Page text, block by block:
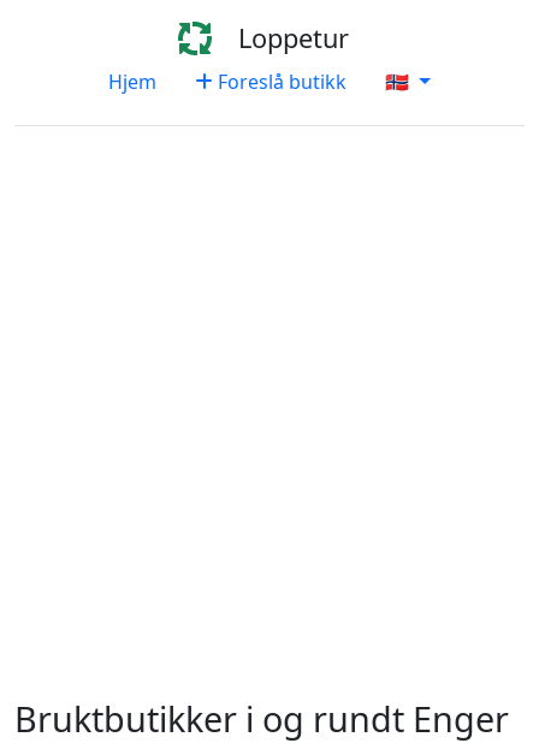
Loppetur
Hjem Foreslå butikk 🇳🇴
Bruktbutikker i og rundt Enger